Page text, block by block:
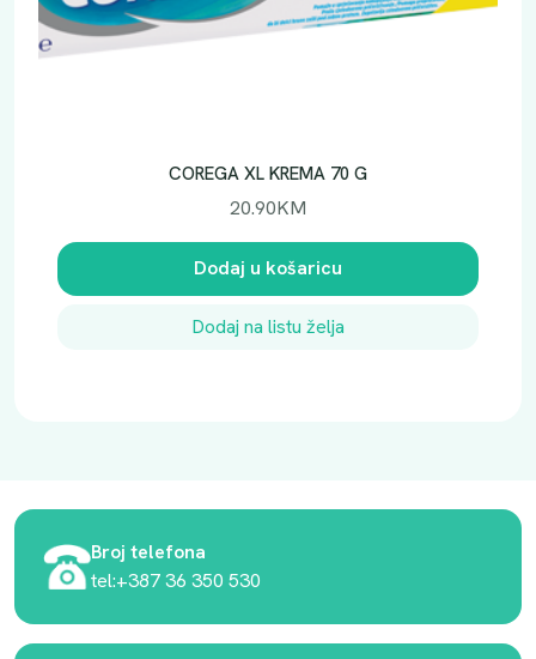
COREGA XL KREMA 70 G
20.90KM
Dodaj u košaricu
Dodaj na listu želja
Broj telefona
tel:+387 36 350 530